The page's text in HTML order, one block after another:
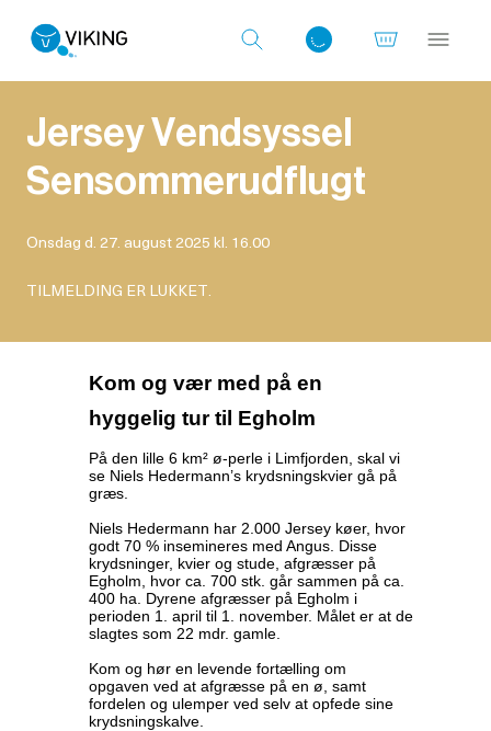
Log ind med det samme
Jersey Vendsyssel
Sensommerudflugt
Onsdag d. 27. august 2025 kl. 16.00
TILMELDING ER LUKKET.
Kom og vær med på en
hyggelig tur til Egholm
På den lille 6 km² ø-perle i Limfjorden, skal vi
se Niels Hedermann’s krydsningskvier gå på
græs.
Niels Hedermann har 2.000 Jersey køer, hvor
godt 70 % insemineres med Angus. Disse
krydsninger, kvier og stude, afgræsser på
Egholm, hvor ca. 700 stk. går sammen på ca.
400 ha. Dyrene afgræsser på Egholm i
perioden 1. april til 1. november. Målet er at de
slagtes som 22 mdr. gamle.
Kom og hør en levende fortælling om
opgaven ved at afgræsse på en ø, samt
fordelen og ulemper ved selv at opfede sine
krydsningskalve.